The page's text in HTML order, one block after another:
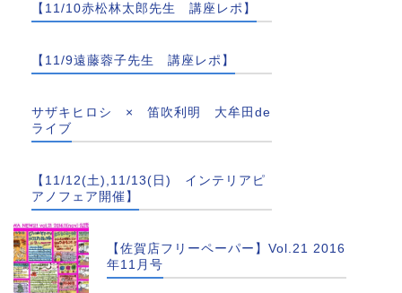
【11/10赤松林太郎先生 講座レポ】
【11/9遠藤蓉子先生 講座レポ】
サザキヒロシ × 笛吹利明 大牟田de
ライブ
【11/12(土),11/13(日) インテリアピ
アノフェア開催】
【佐賀店フリーペーパー】Vol.21 2016
年11月号